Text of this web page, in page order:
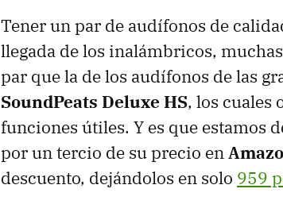
Tener un par de audífonos de
llegada de los inalámbricos,
par que la de los audífonos de las
SoundPeats Deluxe HS, los cuales
funciones útiles. Y es que estamos
por un tercio de su precio en
descuento, dejándolos en solo 959